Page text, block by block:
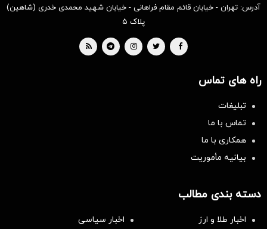
آدرس: تهران - خیابان قائم مقام فراهانی - خیابان شهید محمدی خدری (شاهین)
پلاک ۵
راه های تماس
تبلیغات
تماس با ما
همکاری با ما
بیانیه مأموریت
دسته بندی مطالب
اخبار طلا و ارز
اخبار سیاسی